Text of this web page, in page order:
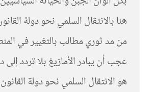
هنا بالانتقال السلمي نحو دولة
من مد ثوري مطالب بالتغيير في
عجب أن يبادر الأمازيغ بلا تردد إلى
هو الانتقال السلمي نحو دولة